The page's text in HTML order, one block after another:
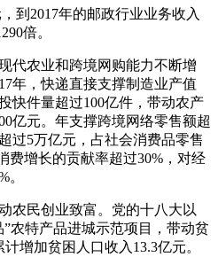
到2017年的邮政行业业务收入
倍。
代农业和跨境网购能力不断增
年，快递直接支撑制造业产值
快件量超过100亿件，带动农产
亿元。年支撑跨境网络零售额超
过5万亿元，占社会消费品零售
费增长的贡献率超过30%，对经
。
农民创业致富。党的十八大以
农特产品进城示范项目，带动贫
增加贫困人口收入13.3亿元。